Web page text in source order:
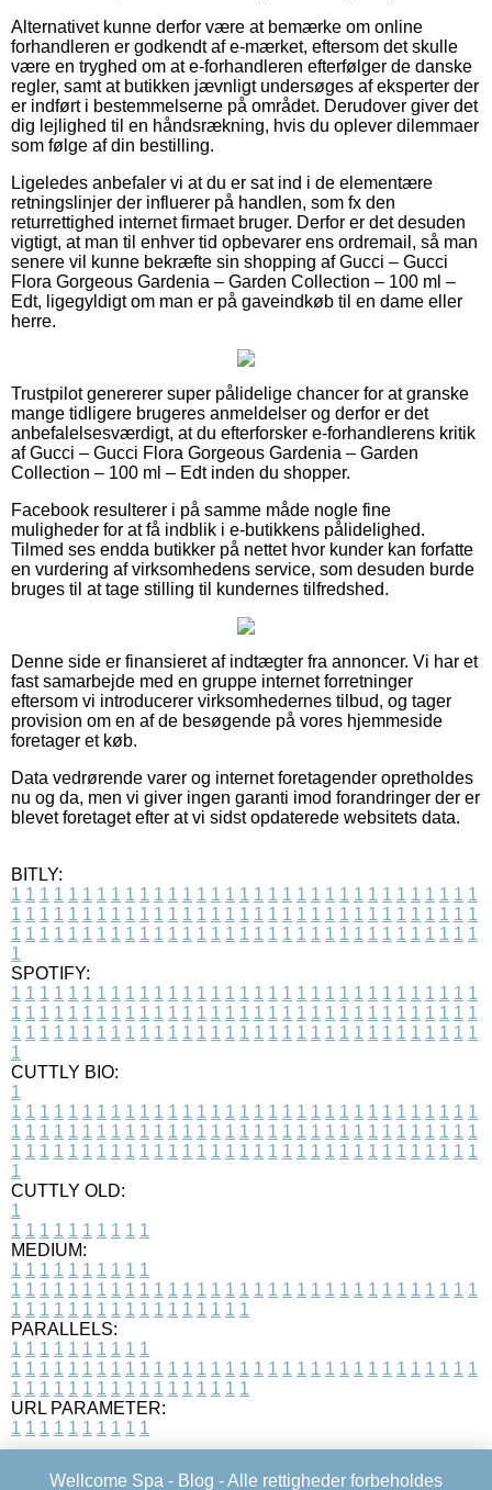
Alternativet kunne derfor være at bemærke om online
forhandleren er godkendt af e-mærket, eftersom det skulle
være en tryghed om at e-forhandleren efterfølger de danske
regler, samt at butikken jævnligt undersøges af eksperter der
er indført i bestemmelserne på området. Derudover giver det
dig lejlighed til en håndsrækning, hvis du oplever dilemmaer
som følge af din bestilling.
Ligeledes anbefaler vi at du er sat ind i de elementære
retningslinjer der influerer på handlen, som fx den
returrettighed internet firmaet bruger. Derfor er det desuden
vigtigt, at man til enhver tid opbevarer ens ordremail, så man
senere vil kunne bekræfte sin shopping af Gucci – Gucci
Flora Gorgeous Gardenia – Garden Collection – 100 ml –
Edt, ligegyldigt om man er på gaveindkøb til en dame eller
herre.
Trustpilot genererer super pålidelige chancer for at granske
mange tidligere brugeres anmeldelser og derfor er det
anbefalelsesværdigt, at du efterforsker e-forhandlerens kritik
af Gucci – Gucci Flora Gorgeous Gardenia – Garden
Collection – 100 ml – Edt inden du shopper.
Facebook resulterer i på samme måde nogle fine
muligheder for at få indblik i e-butikkens pålidelighed.
Tilmed ses endda butikker på nettet hvor kunder kan forfatte
en vurdering af virksomhedens service, som desuden burde
bruges til at tage stilling til kundernes tilfredshed.
Denne side er finansieret af indtægter fra annoncer. Vi har et
fast samarbejde med en gruppe internet forretninger
eftersom vi introducerer virksomhedernes tilbud, og tager
provision om en af de besøgende på vores hjemmeside
foretager et køb.
Data vedrørende varer og internet foretagender opretholdes
nu og da, men vi giver ingen garanti imod forandringer der er
blevet foretaget efter at vi sidst opdaterede websitets data.
BITLY:
1 1 1 1 1 1 1 1 1 1 1 1 1 1 1 1 1 1 1 1 1 1 1 1 1 1 1 1 1 1 1 1 1
1 1 1 1 1 1 1 1 1 1 1 1 1 1 1 1 1 1 1 1 1 1 1 1 1 1 1 1 1 1 1 1 1
1 1 1 1 1 1 1 1 1 1 1 1 1 1 1 1 1 1 1 1 1 1 1 1 1 1 1 1 1 1 1 1 1
1
SPOTIFY:
1 1 1 1 1 1 1 1 1 1 1 1 1 1 1 1 1 1 1 1 1 1 1 1 1 1 1 1 1 1 1 1 1
1 1 1 1 1 1 1 1 1 1 1 1 1 1 1 1 1 1 1 1 1 1 1 1 1 1 1 1 1 1 1 1 1
1 1 1 1 1 1 1 1 1 1 1 1 1 1 1 1 1 1 1 1 1 1 1 1 1 1 1 1 1 1 1 1 1
1
CUTTLY BIO:
1
1 1 1 1 1 1 1 1 1 1 1 1 1 1 1 1 1 1 1 1 1 1 1 1 1 1 1 1 1 1 1 1 1
1 1 1 1 1 1 1 1 1 1 1 1 1 1 1 1 1 1 1 1 1 1 1 1 1 1 1 1 1 1 1 1 1
1 1 1 1 1 1 1 1 1 1 1 1 1 1 1 1 1 1 1 1 1 1 1 1 1 1 1 1 1 1 1 1 1
1
CUTTLY OLD:
1
1 1 1 1 1 1 1 1 1 1
MEDIUM:
1 1 1 1 1 1 1 1 1 1
1 1 1 1 1 1 1 1 1 1 1 1 1 1 1 1 1 1 1 1 1 1 1 1 1 1 1 1 1 1 1 1 1
1 1 1 1 1 1 1 1 1 1 1 1 1 1 1 1 1
PARALLELS:
1 1 1 1 1 1 1 1 1 1
1 1 1 1 1 1 1 1 1 1 1 1 1 1 1 1 1 1 1 1 1 1 1 1 1 1 1 1 1 1 1 1 1
1 1 1 1 1 1 1 1 1 1 1 1 1 1 1 1 1
URL PARAMETER:
1 1 1 1 1 1 1 1 1 1
Wellcome Spa - Blog - Alle rettigheder forbeholdes